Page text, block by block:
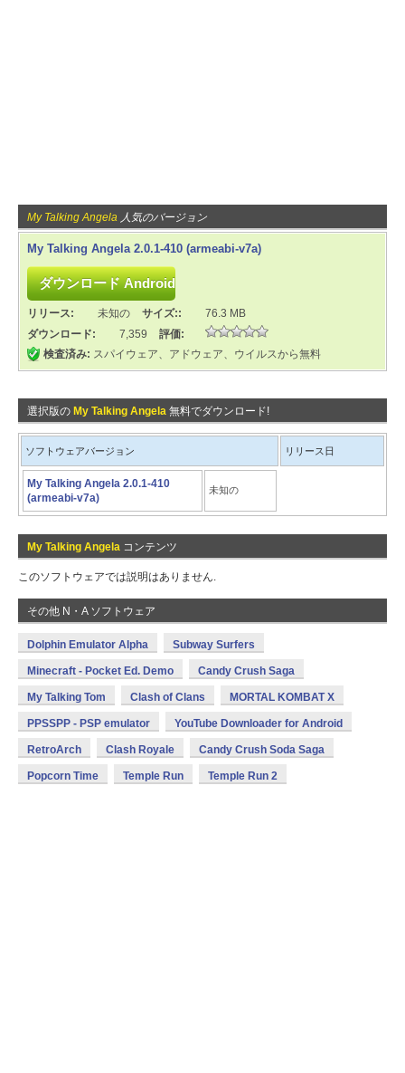
My Talking Angela 人気のバージョン
My Talking Angela 2.0.1-410 (armeabi-v7a)
リリース: 未知の サイズ::
76.3 MB
ダウンロード:
7,359
評価:
検査済み: スパイウェア、アドウェア、ウイルスから無料
選択版の My Talking Angela 無料でダウンロード!
ソフトウェアバージョン リリース日
My Talking Angela 2.0.1-410
(armeabi-v7a)
未知の
My Talking Angela コンテンツ
このソフトウェアでは説明はありません.
その他 N・A ソフトウェア
Dolphin Emulator Alpha Subway Surfers
Minecraft - Pocket Ed. Demo Candy Crush Saga
My Talking Tom Clash of Clans MORTAL KOMBAT X
PPSSPP - PSP emulator YouTube Downloader for Android
RetroArch Clash Royale Candy Crush Soda Saga
Popcorn Time Temple Run Temple Run 2